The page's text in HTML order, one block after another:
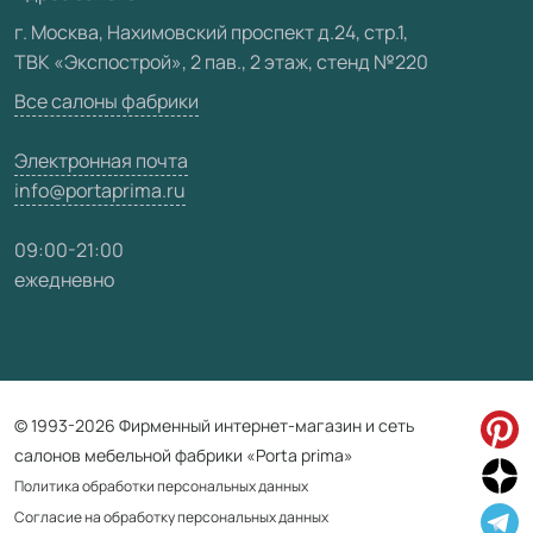
Видео
Карта сайта
г. Москва, Нахимовский проспект д.24, стр.1,
ТВК «Экспострой», 2 пав., 2 этаж, стенд №220
Все салоны фабрики
Электронная почта
info@portaprima.ru
09:00-21:00
ежедневно
© 1993-2026 Фирменный интернет-магазин и сеть
салонов мебельной фабрики «Porta prima»
Политика обработки персональных данных
Согласие на обработку персональных данных